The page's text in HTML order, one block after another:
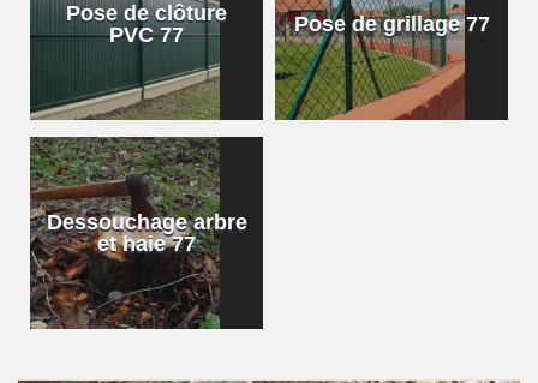
Pose de clôture
PVC 77
Pose de grillage 77
Dessouchage arbre
et haie 77